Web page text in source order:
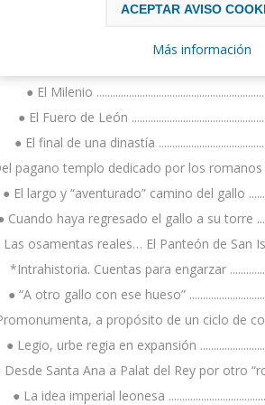
● Siglo VIII. La invasión musulmana
I, el año 910 traslada la corte de
● El Milenio
● El Fuero de León
● El final de una dinastía
pagano templo dedicado por los romanos
● El largo y “aventurado” camino del gallo
Cuando haya regresado el gallo a su torre
Las osamentas reales… El Panteón de San
*Intrahistoria. Cuentas para engarzar
● “A otro gallo con ese hueso”
a propósito de un ciclo de
● Legio, urbe regia en expansión
Desde Santa Ana a Palat del Rey por otro
● La idea imperial leonesa
ACEPTAR AVISO
Más información